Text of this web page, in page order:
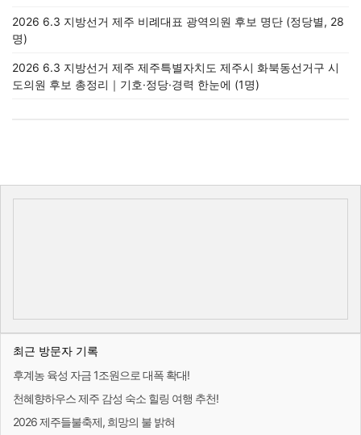
2026 6.3 지방선거 제주 비례대표 광역의원 후보 명단 (정당별, 28
명)
2026 6.3 지방선거 제주 제주특별자치도 제주시 화북동선거구 시
도의원 후보 총정리｜기호·정당·경력 한눈에 (1명)
최근 방문자 기록
후계농 육성 자금 1조원으로 대폭 확대!
천혜향하우스 제주 감성 숙소 힐링 여행 추천!
2026 제주들불축제, 희망의 불 밝혀